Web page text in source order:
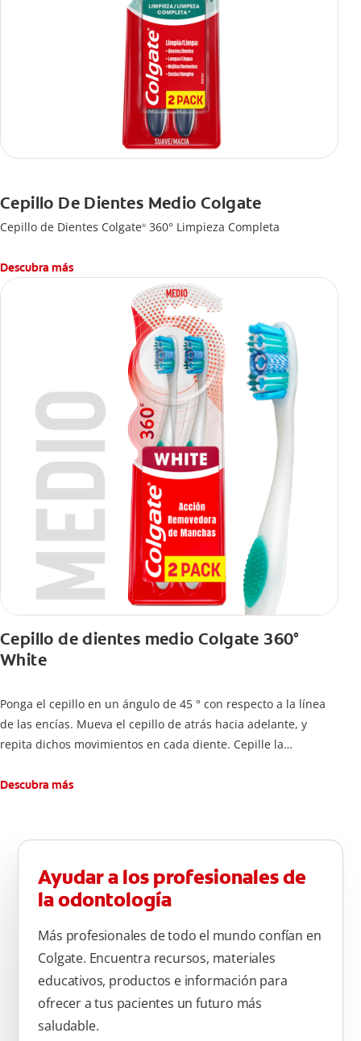
Cepillo De Dientes Medio Colgate
Cepillo de Dientes Colgate® 360° Limpieza Completa
Descubra más
Cepillo de dientes medio Colgate 360°
White
Ponga el cepillo en un ángulo de 45 ° con respecto a la línea
de las encías. Mueva el cepillo de atrás hacia adelante, y
repita dichos movimientos en cada diente. Cepille la
atrás hacia adelante. Cepille la superficie masticatoria (parte
atrás, arriba y abajo, en la parte superior e inferior. No se
por las bacterias.
Descubra más
Ayudar a los profesionales de
la odontología
Más profesionales de todo el mundo confían en
Colgate. Encuentra recursos, materiales
educativos, productos e información para
ofrecer a tus pacientes un futuro más
saludable.